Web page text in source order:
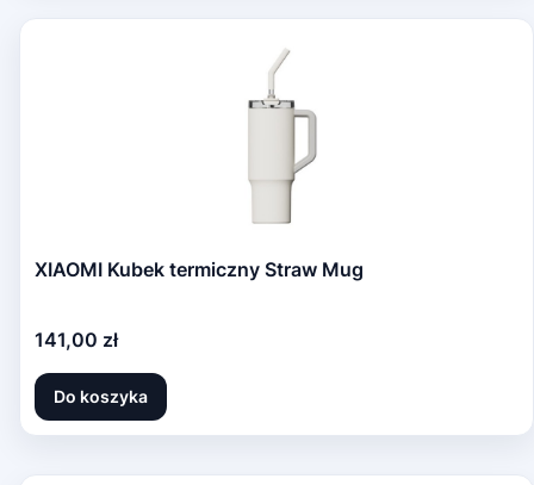
XIAOMI Kubek termiczny Straw Mug
Cena
141,00 zł
Do koszyka